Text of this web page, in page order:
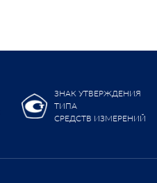
ЗНАК УТВЕРЖДЕНИЯ
ТИПА
СРЕДСТВ ИЗМЕРЕНИЙ